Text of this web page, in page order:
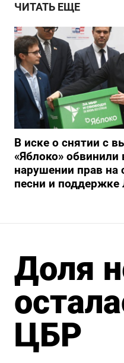
ЧИТАТЬ ЕЩЕ
В иске о снятии с
«Яблоко» обвинили
нарушении прав на
песни и поддержке
Доля
ЦБР